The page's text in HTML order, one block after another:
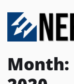
content
Month: